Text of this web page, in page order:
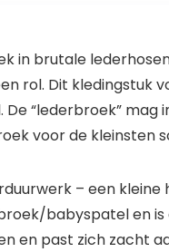
in brutale
rol. Dit kledingstuk
“lederbroek” mag
voor de kleinsten
– een
babyspatel en is
en past zich zacht